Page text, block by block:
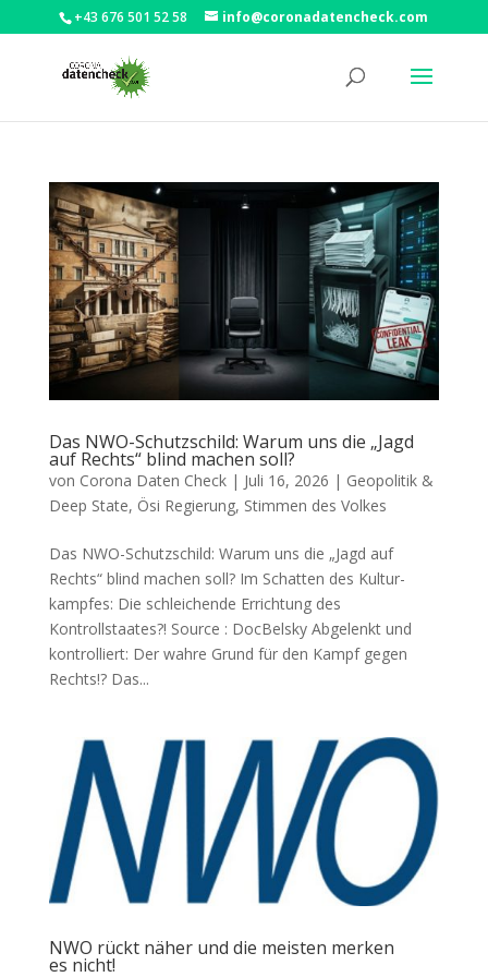
+43 676 501 52 58 info@coronadatencheck.com
Das NWO-Schutzschild: Warum uns die „Jagd
auf Rechts“ blind machen soll?
von Corona Daten Check| Juli 16, 2026 | Geopolitik &
Deep State, Ösi Regierung, Stimmen des Volkes
Das NWO-Schutzschild: Warum uns die „Jagd auf
Rechts“ blind machen soll? Im Schat­ten des Kul­tur­
kamp­fes: Die schlei­chen­de Errich­tung des
Kontrollstaates?! Source : DocBelsky Abge­lenkt und
kon­trol­liert: Der wah­re Grund für den Kampf gegen
Rechts!? Das...
NWO rückt näher und die meisten merken
es nicht!